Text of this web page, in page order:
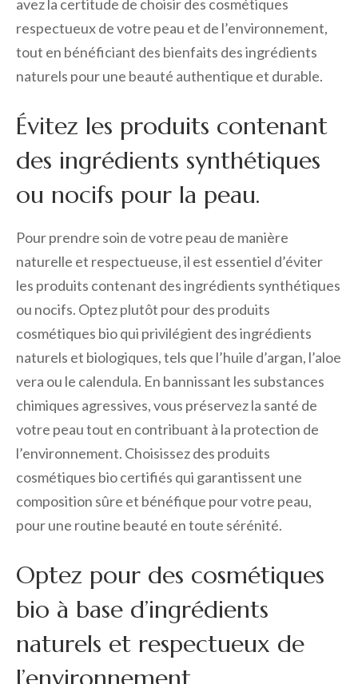
avez la certitude de choisir des cosmétiques
respectueux de votre peau et de l’environnement,
tout en bénéficiant des bienfaits des ingrédients
naturels pour une beauté authentique et durable.
Évitez les produits contenant
des ingrédients synthétiques
ou nocifs pour la peau.
Pour prendre soin de votre peau de manière
naturelle et respectueuse, il est essentiel d’éviter
les produits contenant des ingrédients synthétiques
ou nocifs. Optez plutôt pour des produits
cosmétiques bio qui privilégient des ingrédients
naturels et biologiques, tels que l’huile d’argan, l’aloe
vera ou le calendula. En bannissant les substances
chimiques agressives, vous préservez la santé de
votre peau tout en contribuant à la protection de
l’environnement. Choisissez des produits
cosmétiques bio certifiés qui garantissent une
composition sûre et bénéfique pour votre peau,
pour une routine beauté en toute sérénité.
Optez pour des cosmétiques
bio à base d’ingrédients
naturels et respectueux de